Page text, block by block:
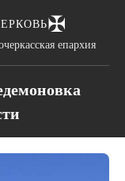
✠
епархия